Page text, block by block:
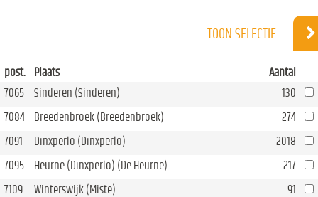
TOON SELECTIE
post. Plaats
Aantal
7065
Sinderen (Sinderen)
130
7084
Breedenbroek (Breedenbroek)
274
7091
Dinxperlo (Dinxperlo)
2018
7095
Heurne (Dinxperlo) (De Heurne)
217
7109
Winterswijk (Miste)
91